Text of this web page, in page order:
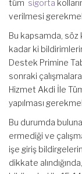
tüm sigorta
verilmesi
Bu kapsamda, söz
kadar ki
Destek Primine
sonraki
Hizmet Akdi İle
yapılması
Bu durumda
ermediği ve
işe giriş
dikkate